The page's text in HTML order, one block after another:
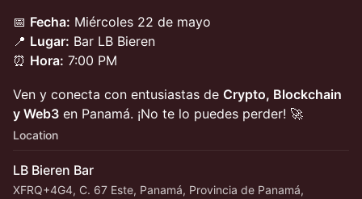
📅 Fecha: Miércoles 22 de mayo
📍 Lugar: Bar LB Bieren
⏰ Hora: 7:00 PM
Ven y conecta con entusiastas de Crypto, Blockchain
y Web3 en Panamá. ¡No te lo puedes perder! 🚀
Location
LB Bieren Bar
XFRQ+4G4, C. 67 Este, Panamá, Provincia de Panamá,